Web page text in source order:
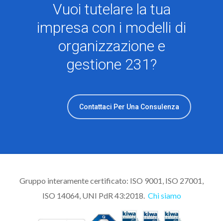
Vuoi tutelare la tua
impresa con i modelli di
organizzazione e
gestione 231?
Contattaci Per Una Consulenza
Gruppo interamente certificato: ISO 9001, ISO 27001,
ISO 14064, UNI PdR 43:2018. Chi siamo